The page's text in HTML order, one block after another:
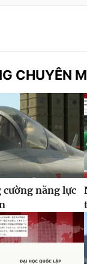
CHUYÊN
năng lực